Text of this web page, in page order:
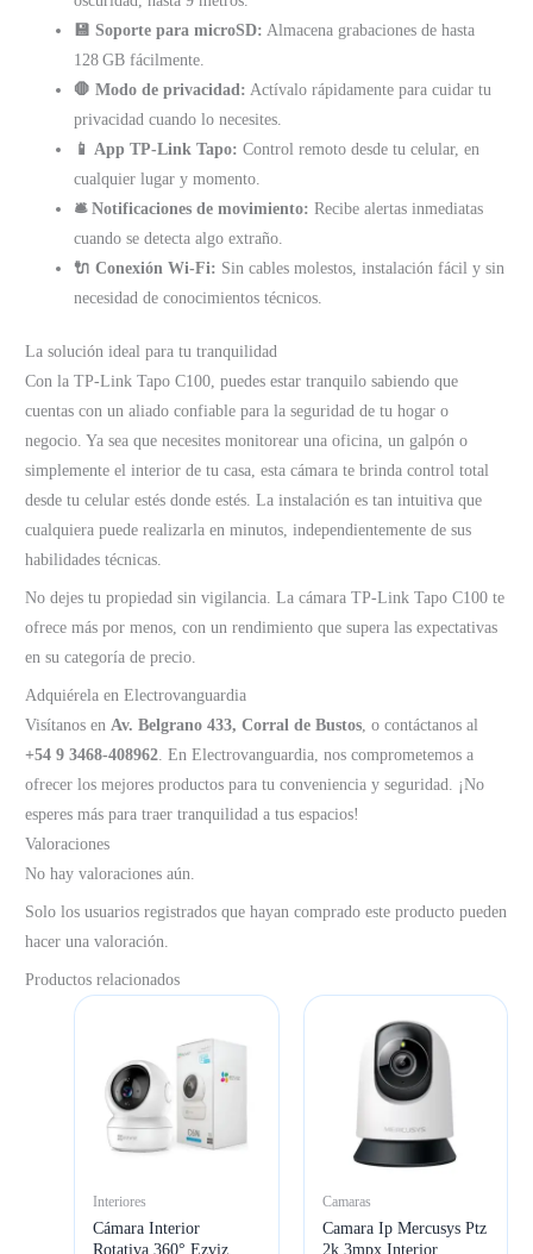
💾 Soporte para microSD: Almacena grabaciones de hasta
128 GB fácilmente.
🛑 Modo de privacidad: Actívalo rápidamente para cuidar tu
privacidad cuando lo necesites.
📱 App TP-Link Tapo: Control remoto desde tu celular, en
cualquier lugar y momento.
🛎️ Notificaciones de movimiento: Recibe alertas inmediatas
cuando se detecta algo extraño.
🔌 Conexión Wi-Fi: Sin cables molestos, instalación fácil y sin
necesidad de conocimientos técnicos.
La solución ideal para tu tranquilidad
Con la TP-Link Tapo C100, puedes estar tranquilo sabiendo que
cuentas con un aliado confiable para la seguridad de tu hogar o
negocio. Ya sea que necesites monitorear una oficina, un galpón o
simplemente el interior de tu casa, esta cámara te brinda control total
desde tu celular estés donde estés. La instalación es tan intuitiva que
cualquiera puede realizarla en minutos, independientemente de sus
habilidades técnicas.
No dejes tu propiedad sin vigilancia. La cámara TP-Link Tapo C100 te
ofrece más por menos, con un rendimiento que supera las expectativas
en su categoría de precio.
Adquiérela en Electrovanguardia
Visítanos enAv. Belgrano 433, Corral de Bustos, o contáctanos al
+54 9 3468-408962. En Electrovanguardia, nos comprometemos a
ofrecer los mejores productos para tu conveniencia y seguridad. ¡No
esperes más para traer tranquilidad a tus espacios!
Valoraciones
No hay valoraciones aún.
Solo los usuarios registrados que hayan comprado este producto pueden
hacer una valoración.
Productos relacionados
Interiores
Cámara Interior
Rotativa 360° Ezviz
Camaras
Camara Ip Mercusys Ptz
2k 3mpx Interior